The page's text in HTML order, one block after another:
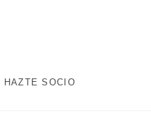
HAZTE SOCIO